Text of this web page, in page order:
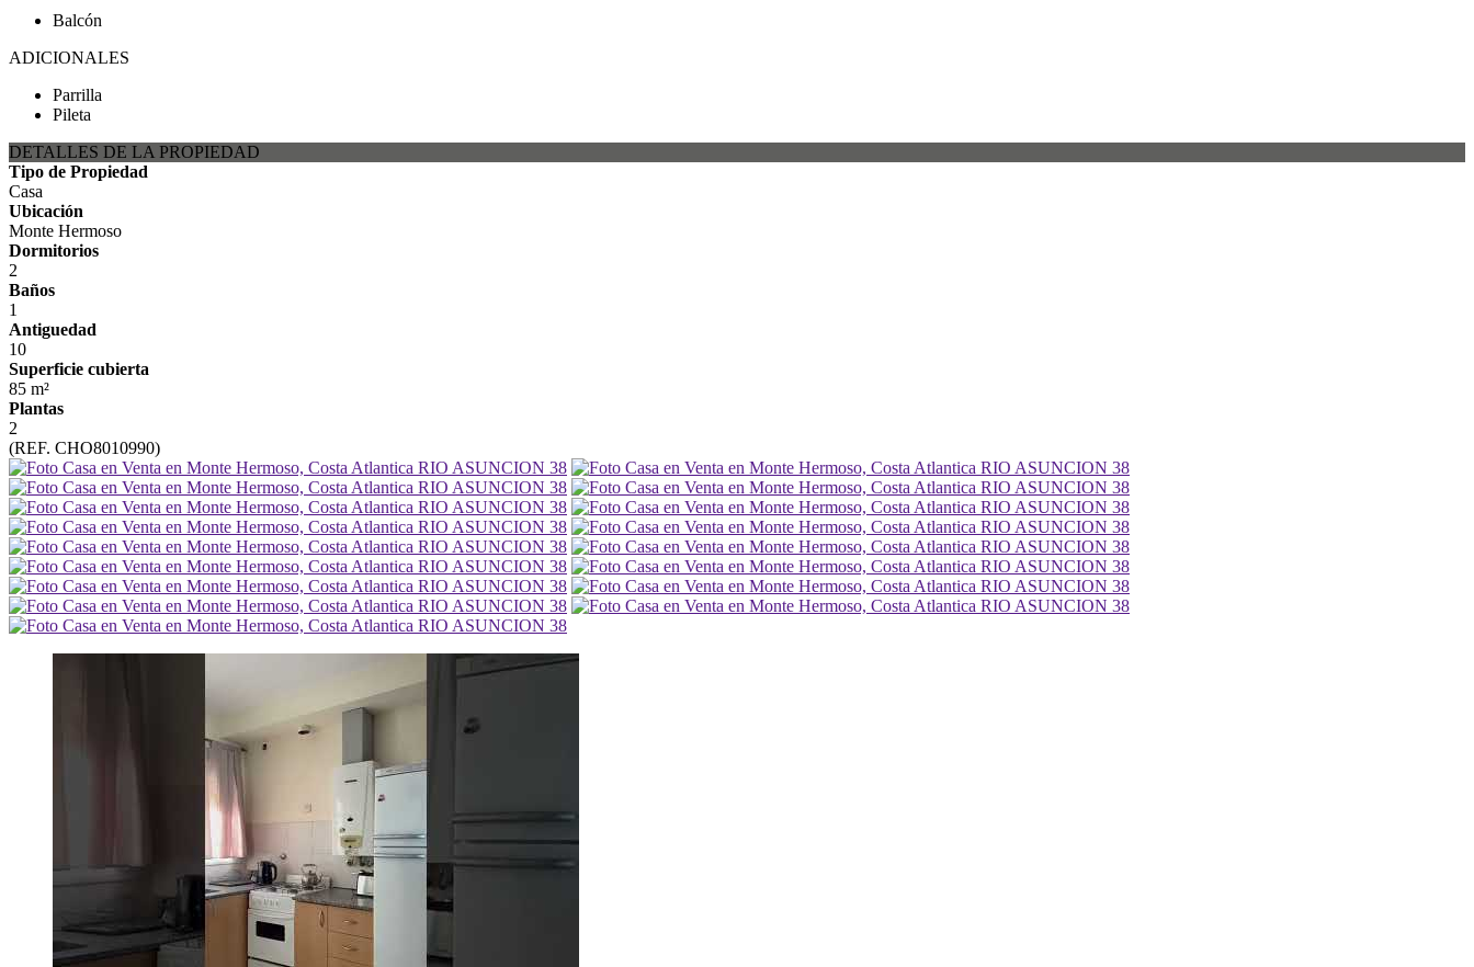
Balcón
ADICIONALES
Parrilla
Pileta
DETALLES DE LA PROPIEDAD
Tipo de Propiedad
Casa
Ubicación
Monte Hermoso
Dormitorios
2
Baños
1
Antiguedad
10
Superficie cubierta
85 m²
Plantas
2
(REF. CHO8010990)